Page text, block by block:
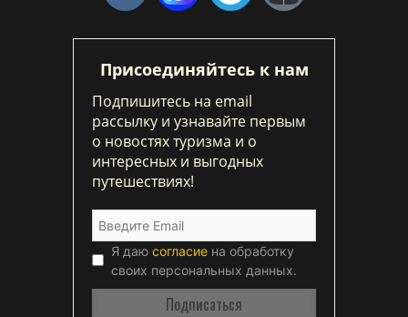
Присоединяйтесь к нам
Подпишитесь на email
рассылку и узнавайте первым
о новостях туризма и о
интересных и выгодных
путешествиях!
Я даю согласие на обработку
своих персональных данных.